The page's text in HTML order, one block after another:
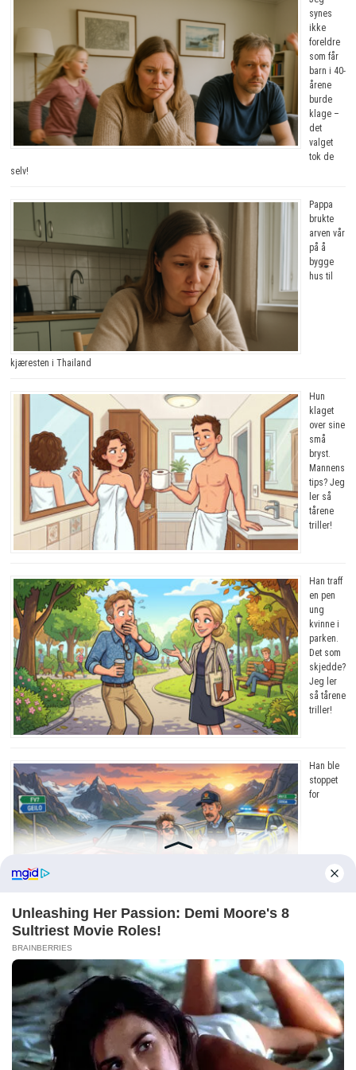
synes
ikke
foreldre
som får
barn i 40-
årene
burde
klage –
det
valget
tok de
selv!
Pappa
brukte
arven vår
på å
bygge
hus til
kjæresten i Thailand
Hun
klaget
over sine
små
bryst.
Mannens
tips? Jeg
ler så
tårene
triller!
Han traff
en pen
ung
kvinne i
parken.
Det som
skjedde?
Jeg ler
så tårene
triller!
Han ble
stoppet
for
råkjøring. Grunnen? Jeg ler så tårene triller!
Copyright © 2026 Dagens Beste . Drevet avWordPressogBam.